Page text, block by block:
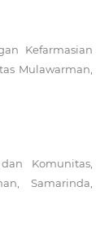
Kefarmasian
Mulawarman,
Komunitas,
Samarinda,